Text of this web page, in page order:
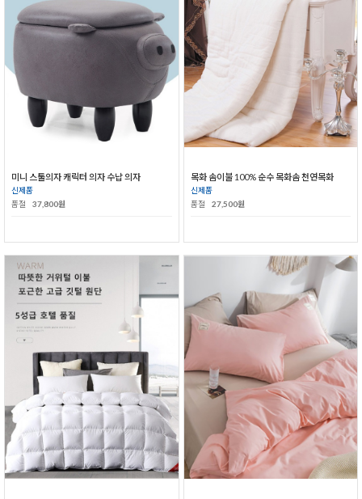
미니 스툴의자 캐릭터 의자 수납 의자
신제품
품절
37,800원
목화 솜이불 100% 순수 목화솜 천연목화
신제품
품절
27,500원